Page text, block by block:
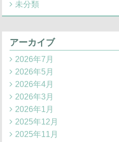
未分類
アーカイブ
2026年7月
2026年5月
2026年4月
2026年3月
2026年1月
2025年12月
2025年11月